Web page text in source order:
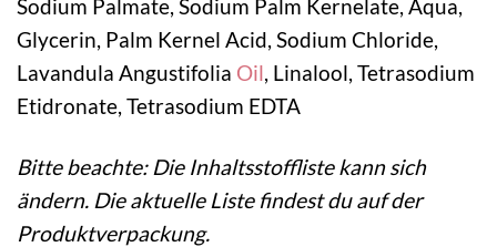
Sodium Palmate, Sodium Palm Kernelate, Aqua,
Glycerin, Palm Kernel Acid, Sodium Chloride,
Lavandula Angustifolia Oil, Linalool, Tetrasodium
Etidronate, Tetrasodium EDTA
Bitte beachte: Die Inhaltsstoffliste kann sich
ändern. Die aktuelle Liste findest du auf der
Produktverpackung.